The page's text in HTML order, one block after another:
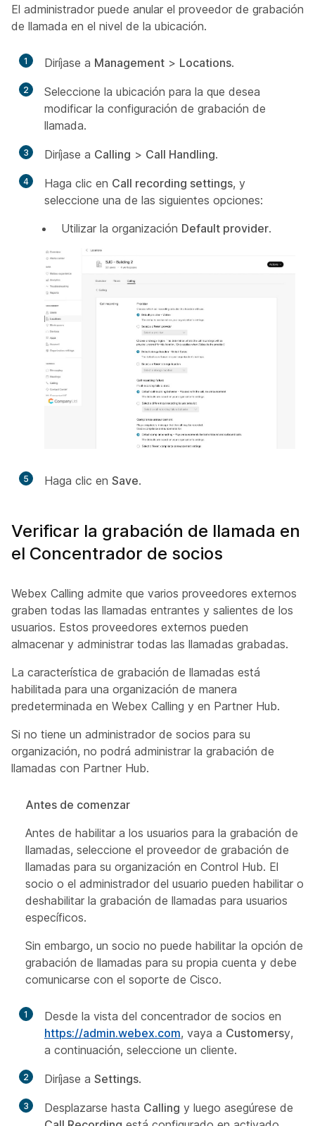
El administrador puede anular el proveedor de grabación
de llamada en el nivel de la ubicación.
1 Diríjase a Management > Locations.
2
Seleccione la ubicación para la que desea
modificar la configuración de grabación de
llamada.
3 Diríjase a Calling > Call Handling.
4 Haga clic en Call recording settings, y
seleccione una de las siguientes opciones:
Utilizar la organización Default provider.
5 Haga clic en Save.
Verificar la grabación de llamada en
el Concentrador de socios
Webex Calling admite que varios proveedores externos
graben todas las llamadas entrantes y salientes de los
usuarios. Estos proveedores externos pueden
almacenar y administrar todas las llamadas grabadas.
La característica de grabación de llamadas está
habilitada para una organización de manera
predeterminada en Webex Calling y en Partner Hub.
Si no tiene un administrador de socios para su
organización, no podrá administrar la grabación de
llamadas con Partner Hub.
Antes de comenzar
Antes de habilitar a los usuarios para la grabación de
llamadas, seleccione el proveedor de grabación de
llamadas para su organización en Control Hub. El
socio o el administrador del usuario pueden habilitar o
deshabilitar la grabación de llamadas para usuarios
específicos.
Sin embargo, un socio no puede habilitar la opción de
grabación de llamadas para su propia cuenta y debe
comunicarse con el soporte de Cisco.
1
Desde la vista del concentrador de socios en
https://admin.webex.com, vaya a Customersy,
a continuación, seleccione un cliente.
2 Diríjase a Settings.
3 Desplazarse hasta Calling y luego asegúrese de